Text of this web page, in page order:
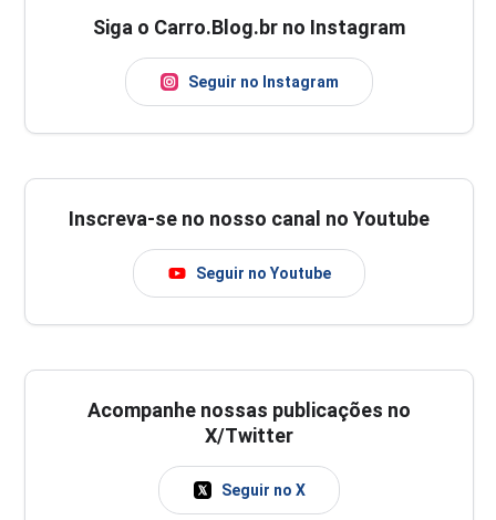
Siga o Carro.Blog.br no Instagram
Seguir no Instagram
Inscreva-se no nosso canal no Youtube
Seguir no Youtube
Acompanhe nossas publicações no
X/Twitter
Seguir no X